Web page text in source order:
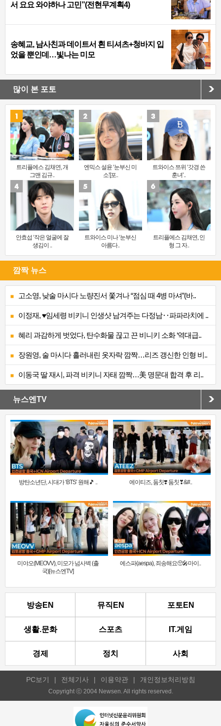
서 요요 와야하나 고민”(전현무계획4)
송혜교, 남사친과 데이트서 흰 티셔츠+청바지 입
었을 뿐인데…빛나는 미모
많이 본 포토
트리플에스 김채연, 개
그맨 김규..
엔믹스 설윤 ‘눈부신 미
소’[포..
트와이스 쯔위 ‘갓경 쓴
훈녀’..
안효섭 ‘작은 얼굴에 잘
생김이 ..
트와이스 미나 ‘눈부신
아름다..
트리플에스 김채연, 인
형 그 자..
깜짝 뉴스
고소영, 낮술 마시다 노량진서 쫓겨나 “점심 때 4병 마셔”(바..
이정재, ♥임세령 비키니 인생샷 남겨주는 다정남‥파파라치에 ..
혜리 과감하게 벗었다, 탄수화물 끊고 끈 비니키 소화 ‘역대급..
장원영, 술 마시다 흘러내린 옷자락 깜짝…리즈 갱신한 인형 비..
이동국 딸 재시, 파격 비키니 자태 깜짝…美 명문대 합격 후 리..
뉴스엔TV
방탄소년단, 시대가 ‘BTS’ 원해🎵 .. 에이티즈, 둠칫❣️ 둠칫❣&#..
미야오(MEOVV), 미모가 넘사벽 (출
국)[뉴스엔TV]
에스파(aespa), 죄송해요🥺🎤마이..
방송EN 뮤직EN 포토EN
생활.문화 스포츠 IT.게임
경제 정치 사회
PC보기 | 전체기사 | 이용약관 | 개인정보처리방침
Copyright ⓒ 2004 Newsen. All rights reserved.